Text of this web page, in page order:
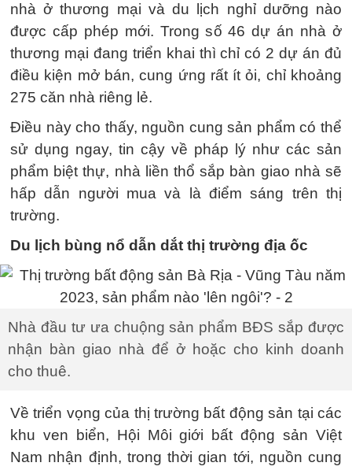
nhà ở thương mại và du lịch nghỉ dưỡng nào
được cấp phép mới. Trong số 46 dự án nhà ở
thương mại đang triển khai thì chỉ có 2 dự án đủ
điều kiện mở bán, cung ứng rất ít ỏi, chỉ khoảng
275 căn nhà riêng lẻ.
Điều này cho thấy, nguồn cung sản phẩm có thể
sử dụng ngay, tin cậy về pháp lý như các sản
phẩm biệt thự, nhà liền thổ sắp bàn giao nhà sẽ
hấp dẫn người mua và là điểm sáng trên thị
trường.
Du lịch bùng nổ dẫn dắt thị trường địa ốc
Nhà đầu tư ưa chuộng sản phẩm BĐS sắp được
nhận bàn giao nhà để ở hoặc cho kinh doanh
cho thuê.
Về triển vọng của thị trường bất động sản tại các
khu ven biển, Hội Môi giới bất động sản Việt
Nam nhận định, trong thời gian tới, nguồn cung